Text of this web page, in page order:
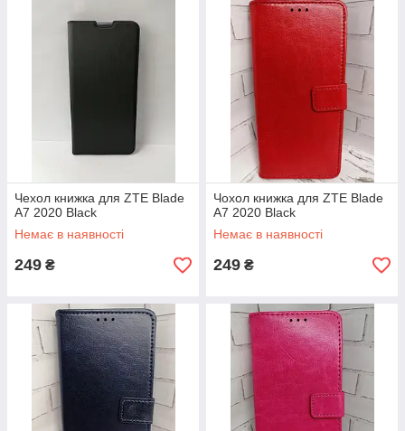
Чехол книжка для ZTE Blade
A7 2020 Black
Немає в наявності
249 ₴
Чохол книжка для ZTE Blade
A7 2020 Black
Немає в наявності
249 ₴